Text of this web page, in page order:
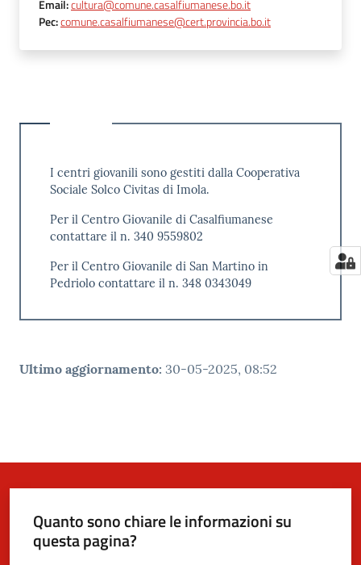
Email:cultura@comune.casalfiumanese.bo.it
Pec:comune.casalfiumanese@cert.provincia.bo.it
I centri giovanili sono gestiti dalla Cooperativa
Sociale Solco Civitas di Imola.
Per il Centro Giovanile di Casalfiumanese
contattare il n. 340 9559802
Per il Centro Giovanile di San Martino in
Pedriolo contattare il n. 348 0343049
Ultimo aggiornamento: 30-05-2025, 08:52
Quanto sono chiare le informazioni su
questa pagina?